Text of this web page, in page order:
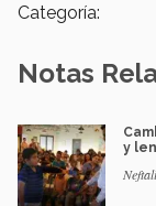
Categoría:
Notas
y